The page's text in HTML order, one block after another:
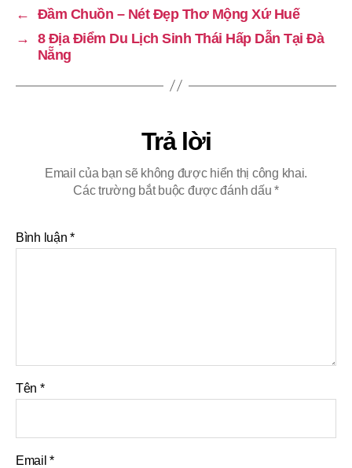
←
Đầm Chuồn – Nét Đẹp Thơ Mộng Xứ Huế
→
8 Địa Điểm Du Lịch Sinh Thái Hấp Dẫn Tại Đà
Nẵng
Trả lời
Email của bạn sẽ không được hiển thị công khai.
Các trường bắt buộc được đánh dấu*
Bình luận*
Tên *
Email*